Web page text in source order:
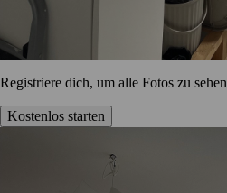
Registriere dich, um alle Fotos zu sehen
Kostenlos starten